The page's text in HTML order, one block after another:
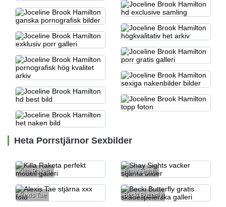
Heta Porrstjärnor Sexbilder
Killa Raketa Shay Sights
Alexis Tae Becki Butterfly